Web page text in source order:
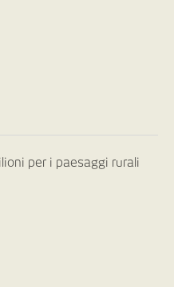
per i paesaggi rurali